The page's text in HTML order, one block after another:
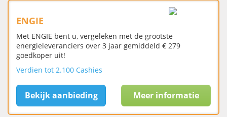
ENGIE
Met ENGIE bent u, vergeleken met de grootste
energieleveranciers over 3 jaar gemiddeld € 279
goedkoper uit!
Verdien tot 2.100 Cashies
Bekijk aanbieding Meer informatie